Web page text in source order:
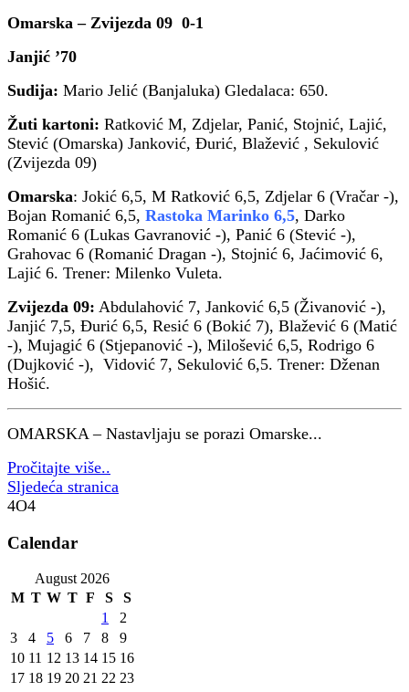
Omarska – Zvijezda 09 0-1
Janjić ’70
Sudija: Mario Jelić (Banjaluka) Gledalaca: 650.
Žuti kartoni: Ratković M, Zdjelar, Panić, Stojnić, Lajić,
Stević (Omarska) Janković, Đurić, Blažević , Sekulović
(Zvijezda 09)
Omarska: Jokić 6,5, M Ratković 6,5, Zdjelar 6 (Vračar -),
Bojan Romanić 6,5, Rastoka Marinko 6,5, Darko
Romanić 6 (Lukas Gavranović -), Panić 6 (Stević -),
Grahovac 6 (Romanić Dragan -), Stojnić 6, Jaćimović 6,
Lajić 6. Trener: Milenko Vuleta.
Zvijezda 09: Abdulahović 7, Janković 6,5 (Živanović -),
Janjić 7,5, Đurić 6,5, Resić 6 (Bokić 7), Blažević 6 (Matić
-), Mujagić 6 (Stjepanović -), Milošević 6,5, Rodrigo 6
(Dujković -), Vidović 7, Sekulović 6,5. Trener: Dženan
Hošić.
OMARSKA – Nastavljaju se porazi Omarske...
Pročitajte više..
Sljedeća stranica
4O4
Calendar
August 2026
M T W T F S S
1
2
3
4 5 6 7 8
9
10 11 12 13 14 15 16
17 18 19 20 21 22 23